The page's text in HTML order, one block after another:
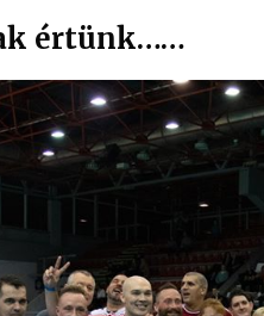
értünk……